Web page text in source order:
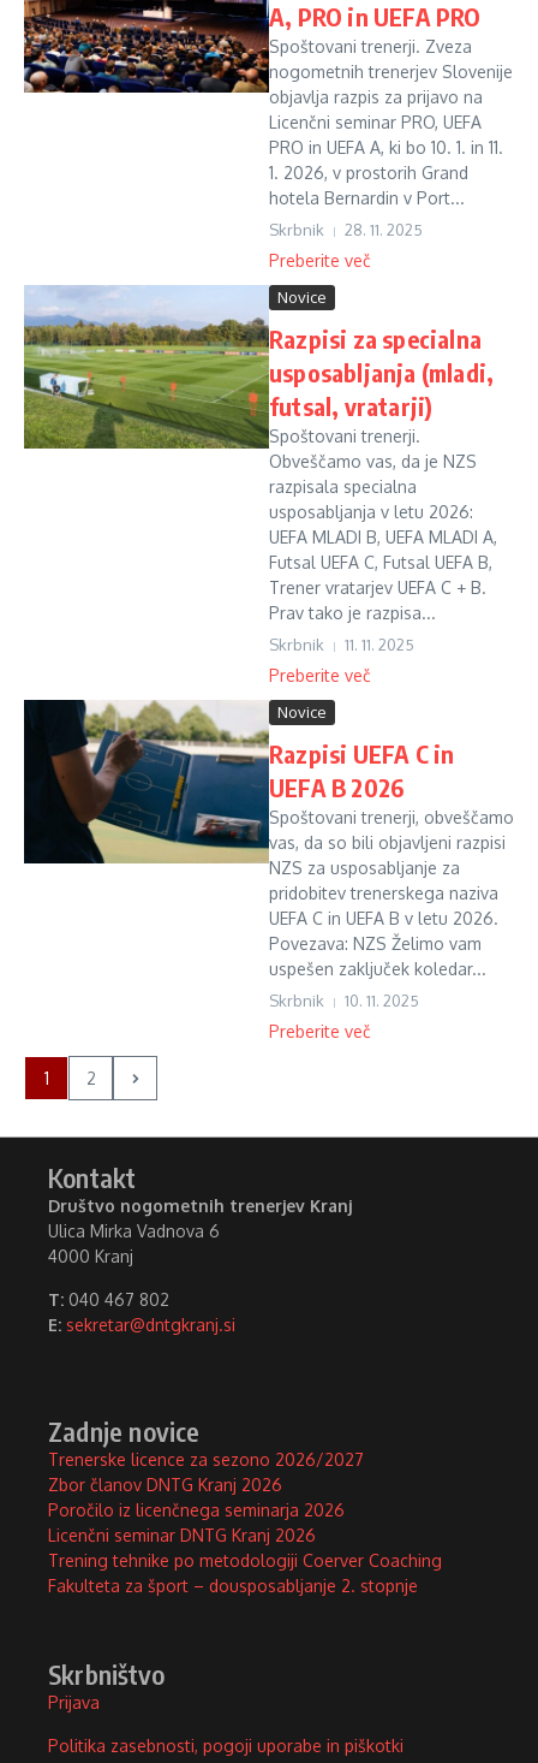
A, PRO in UEFA PRO
Spoštovani trenerji. Zveza
nogometnih trenerjev Slovenije
objavlja razpis za prijavo na
Licenčni seminar PRO, UEFA
PRO in UEFA A, ki bo 10. 1. in 11.
1. 2026, v prostorih Grand
hotela Bernardin v Port...
Skrbnik 28. 11. 2025
Preberite več
Novice
Razpisi za specialna
usposabljanja (mladi,
futsal, vratarji)
Spoštovani trenerji.
Obveščamo vas, da je NZS
razpisala specialna
usposabljanja v letu 2026:
UEFA MLADI B, UEFA MLADI A,
Futsal UEFA C, Futsal UEFA B,
Trener vratarjev UEFA C + B.
Prav tako je razpisa...
Skrbnik 11. 11. 2025
Preberite več
Novice
Razpisi UEFA C in
UEFA B 2026
Spoštovani trenerji, obveščamo
vas, da so bili objavljeni razpisi
NZS za usposabljanje za
pridobitev trenerskega naziva
UEFA C in UEFA B v letu 2026.
Povezava: NZS Želimo vam
uspešen zaključek koledar...
Skrbnik 10. 11. 2025
Preberite več
1 2
Kontakt
Društvo nogometnih trenerjev Kranj
Ulica Mirka Vadnova 6
4000 Kranj
T: 040 467 802
E: sekretar@dntgkranj.si
Zadnje novice
Trenerske licence za sezono 2026/2027
Zbor članov DNTG Kranj 2026
Poročilo iz licenčnega seminarja 2026
Licenčni seminar DNTG Kranj 2026
Trening tehnike po metodologiji Coerver Coaching
Fakulteta za šport – dousposabljanje 2. stopnje
Skrbništvo
Prijava
Politika zasebnosti, pogoji uporabe in piškotki